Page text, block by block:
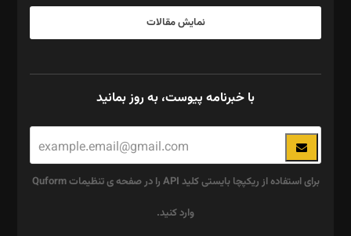
نمایش مقالات
با خبرنامه پیوست، به روز بمانید
برای استفاده از ریکپچا بایستی کلید API را در صفحه ی تنظیمات Quform
وارد کنید.